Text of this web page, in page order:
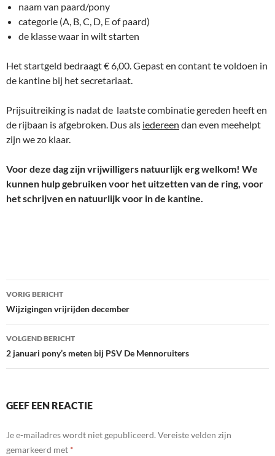
naam van paard/pony
categorie (A, B, C, D, E of paard)
de klasse waar in wilt starten
Het startgeld bedraagt € 6,00. Gepast en contant te voldoen in
de kantine bij het secretariaat.
Prijsuitreiking is nadat de laatste combinatie gereden heeft en
de rijbaan is afgebroken. Dus als iedereen dan even meehelpt
zijn we zo klaar.
Voor deze dag zijn vrijwilligers natuurlijk erg welkom! We
kunnen hulp gebruiken voor het uitzetten van de ring, voor
het schrijven en natuurlijk voor in de kantine.
Bericht
navigatie
VORIG BERICHT
Wijzigingen vrijrijden december
VOLGEND BERICHT
2 januari pony’s meten bij PSV De Mennoruiters
GEEF EEN REACTIE
Je e-mailadres wordt niet gepubliceerd.Vereiste velden zijn
gemarkeerd met *